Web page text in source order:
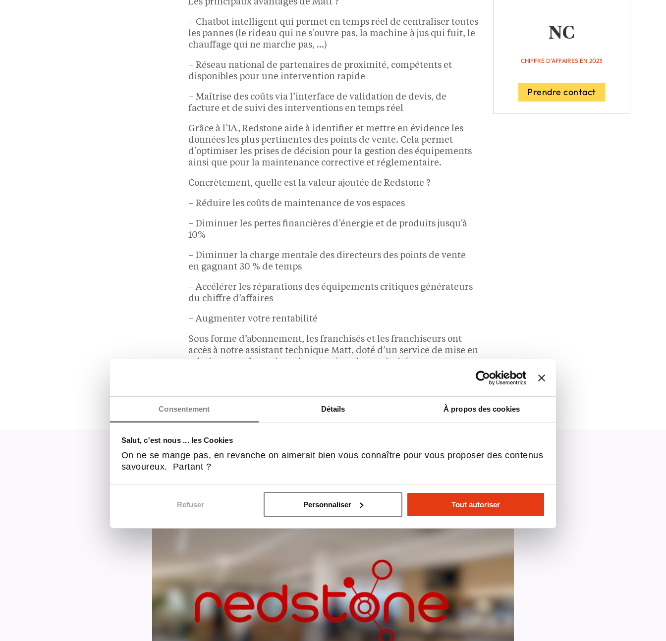
Consentement Détails À propos des cookies
Salut, c'est nous ... les Cookies
On ne se mange pas, en revanche on aimerait bien vous connaître pour vous proposer des contenus
savoureux. Partant ?
Refuser Personnaliser Tout autoriser
– Chatbot intelligent qui permet en temps réel de centraliser toutes
les pannes (le rideau qui ne s’ouvre pas, la machine à jus qui fuit, le
chauffage qui ne marche pas, …)
– Réseau national de partenaires de proximité, compétents et
disponibles pour une intervention rapide
– Maîtrise des coûts via l’interface de validation de devis, de
facture et de suivi des interventions en temps réel
Grâce à l’IA, Redstone aide à identifier et mettre en évidence les
données les plus pertinentes des points de vente. Cela permet
d’optimiser les prises de décision pour la gestion des équipements
ainsi que pour la maintenance corrective et réglementaire.
Concrètement, quelle est la valeur ajoutée de Redstone ?
– Réduire les coûts de maintenance de vos espaces
– Diminuer les pertes financières d’énergie et de produits jusqu’à
10%
– Diminuer la charge mentale des directeurs des points de vente
en gagnant 30 % de temps
– Accélérer les réparations des équipements critiques générateurs
du chiffre d’affaires
– Augmenter votre rentabilité
Sous forme d’abonnement, les franchisés et les franchiseurs ont
accès à notre assistant technique Matt, doté d’un service de mise en
relation avec des artisans/prestataires de proximité.
U Express
NC
CHIFFRE D'AFFAIRES EN 2023
Prendre contact
Découvrez nous en UNE'30